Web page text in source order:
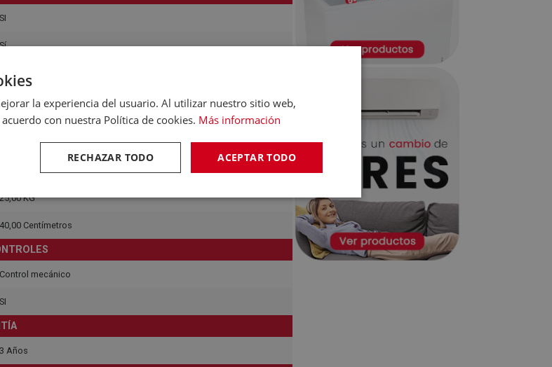
SI
Sí
Y PESO
122,30 Centímetros
38,00 Centímetros
25,00 KG
40,00 Centímetros
Control mecánico
SI
3 Años
la experiencia del usuario. Al utilizar nuestro sitio web,
con nuestra Política de cookies. Más información
ACEPTAR TODO
RECHAZAR TODO